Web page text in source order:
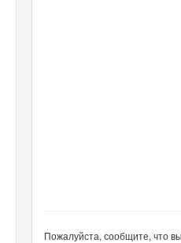
Пожалуйста, сообщите, что